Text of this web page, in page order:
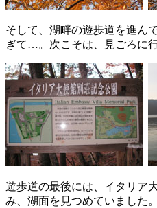
そして、湖畔の遊歩道を進ん
ぎて…。次こそは、見ごろに
遊歩道の最後には、イタリア
み、湖面を見つめていました